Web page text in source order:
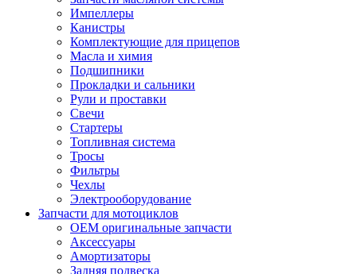
Импеллеры
Канистры
Комплектующие для прицепов
Масла и химия
Подшипники
Прокладки и сальники
Рули и проставки
Свечи
Стартеры
Топливная система
Тросы
Фильтры
Чехлы
Электрооборудование
Запчасти для мотоциклов
OEM оригинальные запчасти
Аксессуары
Амортизаторы
Задняя подвеска